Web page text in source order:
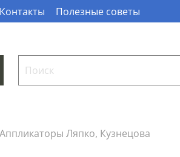
Контакты Полезные советы
Аппликаторы Ляпко, Кузнецова